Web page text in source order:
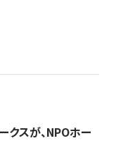
クスが、NPOホー